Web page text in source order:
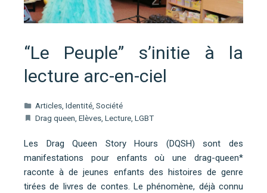
“Le Peuple” s’initie à la
lecture arc-en-ciel
Articles, Identité, Société
Drag queen, Elèves, Lecture, LGBT
Les Drag Queen Story Hours (DQSH) sont des
manifestations pour enfants où une drag-queen*
raconte à de jeunes enfants des histoires de genre
tirées de livres de contes. Le phénomène, déjà connu